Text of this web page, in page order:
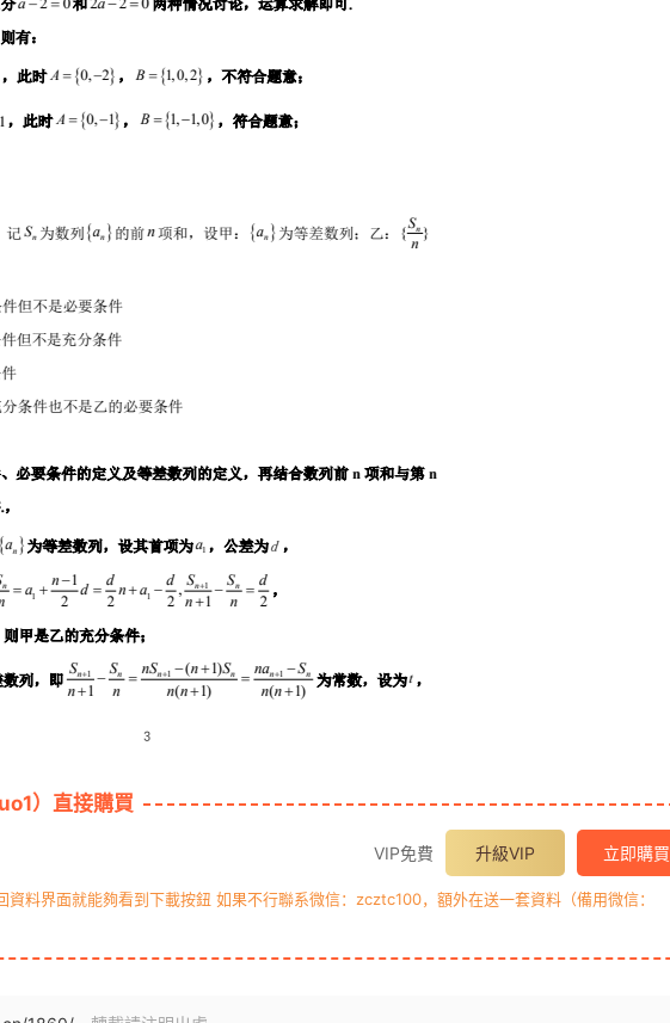
）直接購買
VIP免費 升級VIP 立即購買
料界面就能夠看到下載按鈕 如果不行聯系微信：zcztc100，額外在送一套資料（備用微信：